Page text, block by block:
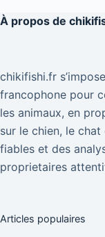
À propos de
chikifishi.fr
francophone pour
les animaux, en
sur le chien, le chat
fiables et des
proprietaires
Articles populaires